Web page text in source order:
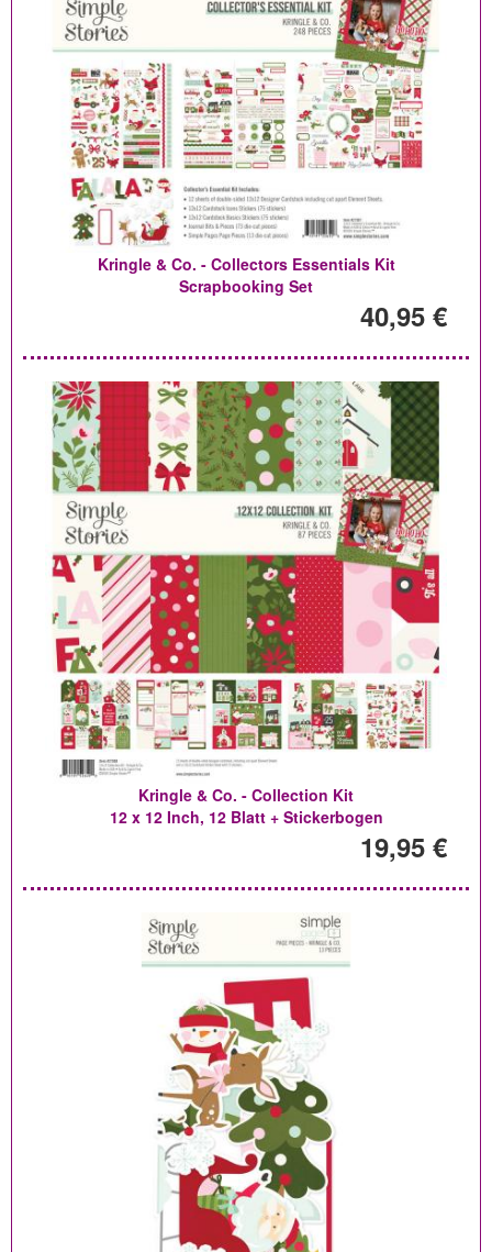
Kringle & Co. - Collectors Essentials Kit
Scrapbooking Set
40,95 €
Kringle & Co. - Collection Kit
12 x 12 Inch, 12 Blatt + Stickerbogen
19,95 €